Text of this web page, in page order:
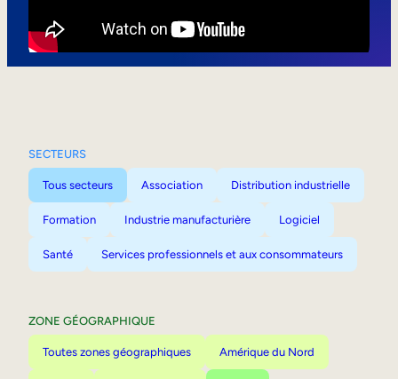
SECTEURS
Tous secteurs Association Distribution industrielle
Formation Industrie manufacturière Logiciel
Santé Services professionnels et aux consommateurs
ZONE GÉOGRAPHIQUE
Toutes zones géographiques Amérique du Nord